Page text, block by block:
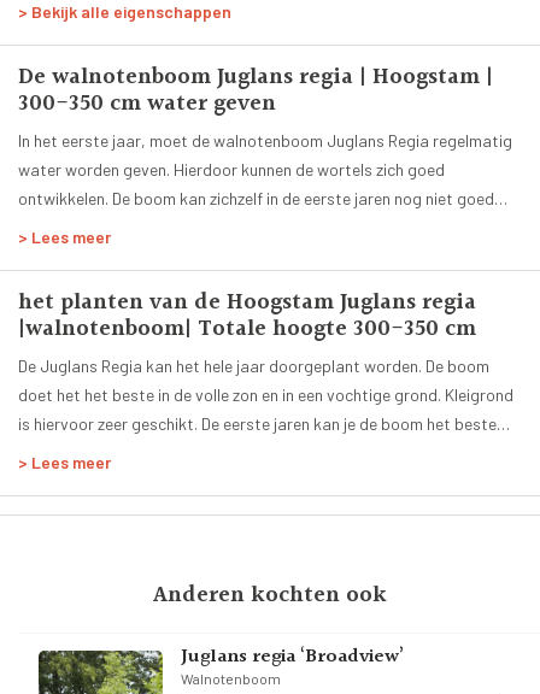
Geelgroene hangende katjes
Groen
Groenblijvend:
Nee
Planttijd:
Het hele jaar
Hoogte volgroeide boom:
Leeftijd:
6 jaar
Smaak:
Licht bitter
Zelfbestuivend:
180 - 200 cm
Vorm:
Hoogstam
> Bekijk alle eigenschappen
De walnotenboom Juglans regia | Hoogstam |
300-350 cm water geven
In het eerste jaar, moet de walnotenboom Juglans Regia regelmatig
water worden geven. Hierdoor kunnen de wortels zich goed
ontwikkelen. De boom kan zichzelf in de eerste jaren nog niet goed
van water uit de grond voorzien. In droge en hete periodes in de
> Lees meer
het planten van de Hoogstam Juglans regia
|walnotenboom| Totale hoogte 300-350 cm
De Juglans Regia kan het hele jaar doorgeplant worden. De boom
doet het het beste in de volle zon en in een vochtige grond. Kleigrond
is hiervoor zeer geschikt. De eerste jaren kan je de boom het beste
verstevigen met boompalen en een boomband.
> Lees meer
Anderen kochten ook
Juglans regia ‘Broadview’
Walnotenboom